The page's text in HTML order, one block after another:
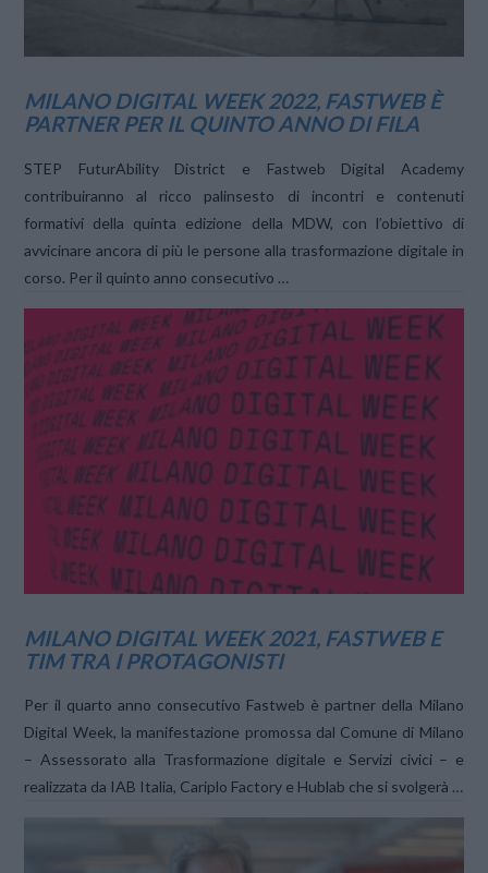
VIEW POST
MILANO DIGITAL WEEK 2022, FASTWEB È
PARTNER PER IL QUINTO ANNO DI FILA
STEP FuturAbility District e Fastweb Digital Academy
contribuiranno al ricco palinsesto di incontri e contenuti
formativi della quinta edizione della MDW, con l’obiettivo di
avvicinare ancora di più le persone alla trasformazione digitale in
corso. Per il quinto anno consecutivo …
MILANO DIGITAL WEEK 2021, FASTWEB E
TIM TRA I PROTAGONISTI
Per il quarto anno consecutivo Fastweb è partner della Milano
Digital Week, la manifestazione promossa dal Comune di Milano
– Assessorato alla Trasformazione digitale e Servizi civici – e
realizzata da IAB Italia, Cariplo Factory e Hublab che si svolgerà …